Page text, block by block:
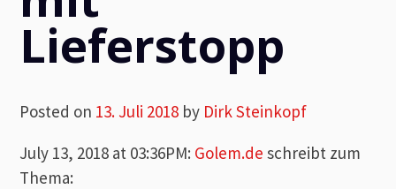
Lieferstopp
Posted on 13. Juli 2018 by Dirk Steinkopf
July 13, 2018 at 03:36PM: Golem.de schreibt zum
Thema: